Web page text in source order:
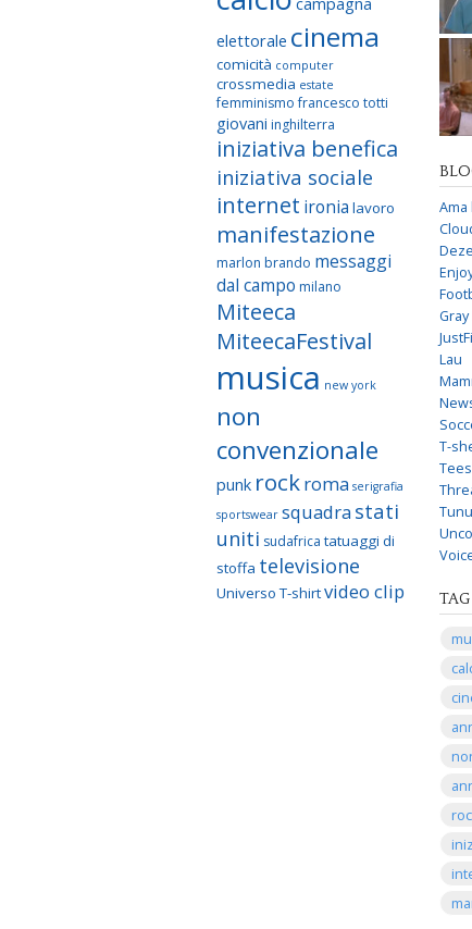
elettorale cinema
comicità computer
crossmedia estate
femminismo francesco totti
giovani inghilterra
iniziativa benefica
iniziativa sociale
internet ironia lavoro
manifestazione
marlon brando messaggi
dal campo milano
Miteeca
MiteecaFestival
musica new york
non
convenzionale
punk rockroma serigrafia
sportswear squadra stati
uniti sudafrica tatuaggi di
stoffa televisione
Universo T-shirtvideo clip
Ama
Lau
T-